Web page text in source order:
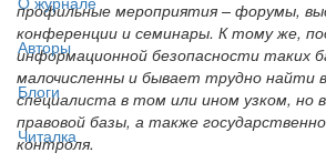
Авторы
Блоги
Читалка
профильные мероприятия – форумы,
конференции и семинары. К тому же,
информационной безопасности таких
малочисленны и бывает трудно найти
специалиста в том или ином узком, но
правовой базы, а также
контроля.